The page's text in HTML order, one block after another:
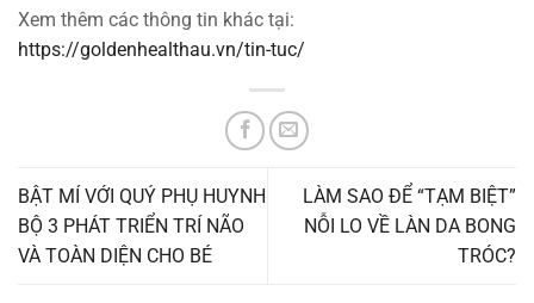
Xem thêm các thông tin khác tại:
https://goldenhealthau.vn/tin-tuc/
BẬT MÍ VỚI QUÝ PHỤ HUYNH
BỘ 3 PHÁT TRIỂN TRÍ NÃO
VÀ TOÀN DIỆN CHO BÉ
LÀM SAO ĐỂ “TẠM BIỆT”
NỖI LO VỀ LÀN DA BONG
TRÓC?